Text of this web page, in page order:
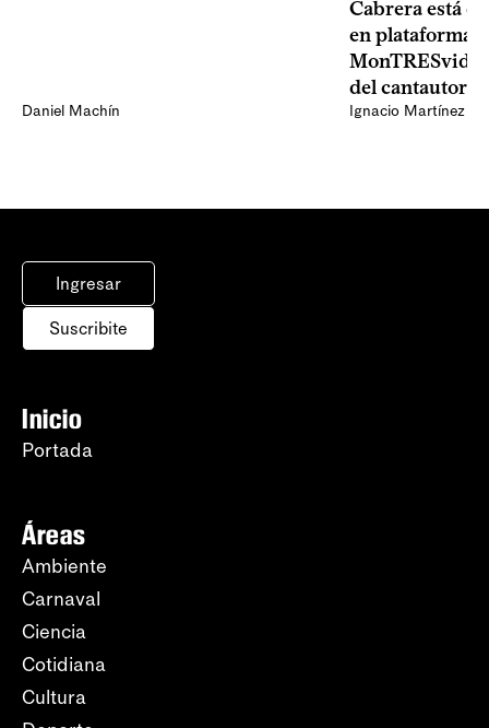
Daniel Machín
Cabrera está
en plataformas
del cantautor
Ignacio Martínez
Ingresar
Suscribite
Inicio
Portada
Áreas
Ambiente
Carnaval
Ciencia
Cotidiana
Cultura